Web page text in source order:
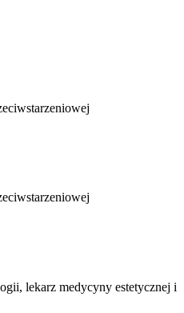
lekarz medycyny estetycznej i